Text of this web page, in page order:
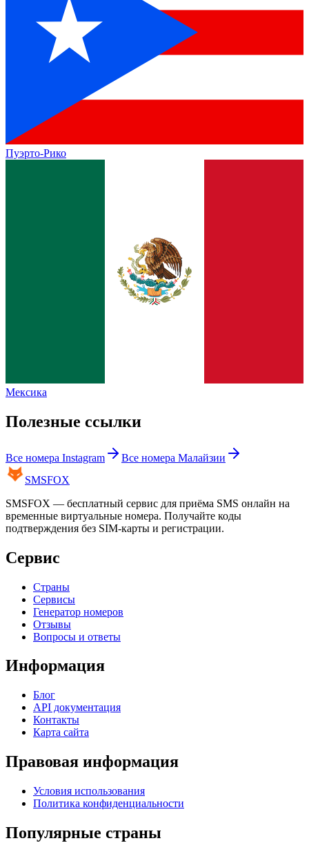
Пуэрто-Рико
Мексика
Полезные ссылки
Все номера Instagram Все номера Малайзии
SMSFOX
SMSFOX — бесплатный сервис для приёма SMS онлайн на
временные виртуальные номера. Получайте коды
подтверждения без SIM-карты и регистрации.
Сервис
Страны
Сервисы
Генератор номеров
Отзывы
Вопросы и ответы
Информация
Блог
API документация
Контакты
Карта сайта
Правовая информация
Условия использования
Политика конфиденциальности
Популярные страны